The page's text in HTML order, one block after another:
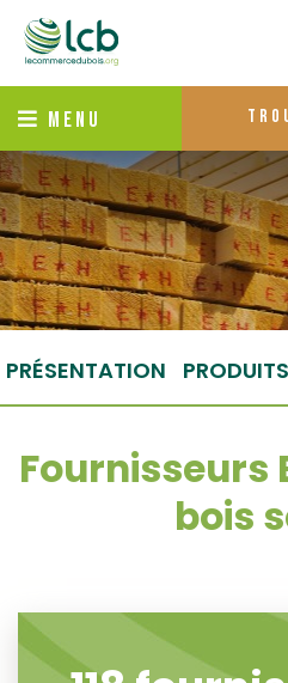
MENU
PRÉSENTATION PRODUITS
Fournisseurs
bois